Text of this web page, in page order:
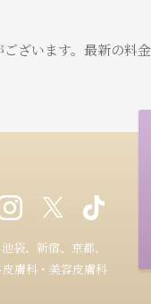
ざいます。 最新の料
袋、新宿、京都、
膚科・美容皮膚科